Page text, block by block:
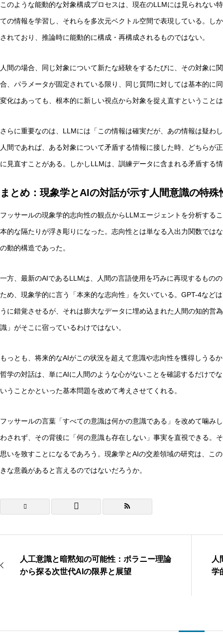
このような能動的な対象構成プロセスは、現在のLLMには見られない
ての情報を学習し、それらを多次元ベクトル空間で表現している。し
されており、推論時に能動的に構成・再構成されるものではない。
人間の場合、同じ対象について新たな経験をするたびに、その対象に
合、パラメータが固定されている限り、同じ質問に対しては基本的に
変化はあっても、根本的に新しい視点から対象を捉え直すということ
さらに重要なのは、LLMには「この情報は確実だが、あの情報は疑わ
人間であれば、ある対象について矛盾する情報に接した時、どちらが
に見直すことがある。しかしLLMは、訓練データに含まれる矛盾する
まとめ：現象学とAIの対話が示す人間意識の特殊
フッサールの現象学的志向性の観点からLLMエージェントを分析する
本的な隔たりが浮き彫りになった。志向性とは単なる入出力関数では
の動的構造であった。
一方、最新のAIであるLLMは、人間の言語使用を巧みに再現するもの
ため、現象学的に言う「本来的な志向性」を欠いている。GPT-4など
うに錯覚させるが、それは膨大なデータに埋め込まれた人間の知的営
識」がそこに宿っているわけではない。
もっとも、将来的なAIがこの状況を超えて意識や志向性を獲得しうる
哲学の対話は、単にAIに人間のような心がないことを確認するだけで
いうことかといった基本問題を改めて考えさせてくれる。
フッサールの言葉「すべての意識は何かの意識である」を改めて噛み
わされず、その背後に「何の意識も存在しない」事実を直視できる。
思いを致すことになるであろう。現象学とAIの交差領域の研究は、こ
きな意義があると言えるのではないだろうか。
人工意識と暗黙知の可能性：ポラニー理論
から探る次世代AIの限界と展望
人
学